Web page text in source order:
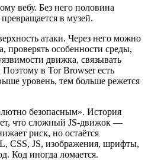
вебу. Без него половина
в музей.
атаки. Через него можно
проверять особенности среды,
движка, связывать
в Tor Browser есть
уровень, тем больше режется
безопасным». История
что сложный JS-движок —
риск, но остаётся
CSS, JS, изображения, шрифты,
Код иногда ломается.